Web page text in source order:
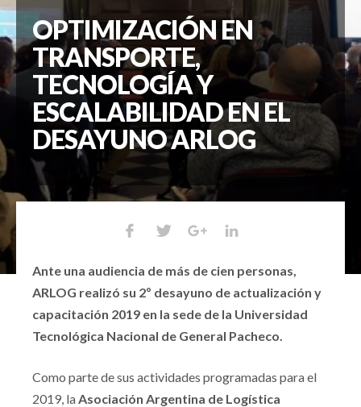
OPTIMIZACIÓN EN
TRANSPORTE,
TECNOLOGÍA Y
ESCALABILIDAD EN EL
DESAYUNO ARLOG
Ante una audiencia de más de cien personas,
ARLOG realizó su 2º desayuno de actualización y
capacitación 2019 en la sede de la Universidad
Tecnológica Nacional de General Pacheco.
Como parte de sus actividades programadas para el
2019, laAsociación Argentina de Logística